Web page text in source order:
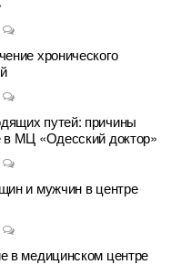
хронического
путей: причины
в МЦ «Одесский доктор»
и мужчин в центре
в медицинском центре